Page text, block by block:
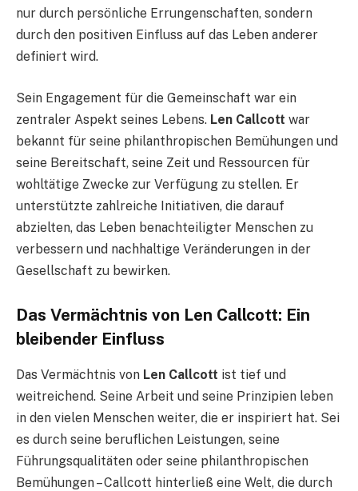
nur durch persönliche Errungenschaften, sondern
durch den positiven Einfluss auf das Leben anderer
definiert wird.
Sein Engagement für die Gemeinschaft war ein
zentraler Aspekt seines Lebens. Len Callcott war
bekannt für seine philanthropischen Bemühungen und
seine Bereitschaft, seine Zeit und Ressourcen für
wohltätige Zwecke zur Verfügung zu stellen. Er
unterstützte zahlreiche Initiativen, die darauf
abzielten, das Leben benachteiligter Menschen zu
verbessern und nachhaltige Veränderungen in der
Gesellschaft zu bewirken.
Das Vermächtnis von Len Callcott: Ein
bleibender Einfluss
Das Vermächtnis von Len Callcott ist tief und
weitreichend. Seine Arbeit und seine Prinzipien leben
in den vielen Menschen weiter, die er inspiriert hat. Sei
es durch seine beruflichen Leistungen, seine
Führungsqualitäten oder seine philanthropischen
Bemühungen – Callcott hinterließ eine Welt, die durch